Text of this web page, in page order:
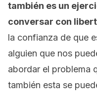
también es un
conversar con
la confianza de que
alguien que nos
abordar el problema
también esta se